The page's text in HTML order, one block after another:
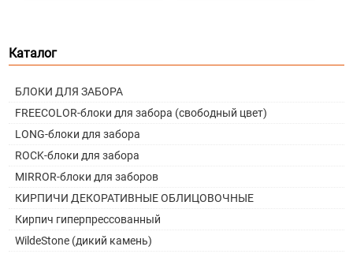
Каталог
БЛОКИ ДЛЯ ЗАБОРА
FREECOLOR-блоки для забора (свободный цвет)
LONG-блоки для забора
ROCK-блоки для забора
MIRROR-блоки для заборов
КИРПИЧИ ДЕКОРАТИВНЫЕ ОБЛИЦОВОЧНЫЕ
Кирпич гиперпрессованный
WildeStone (дикий камень)